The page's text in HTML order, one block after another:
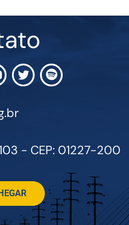
- CEP: 01227-200